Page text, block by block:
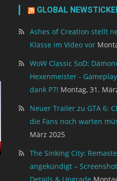
GLOBAL
Ashes of Creation stellt
Klasse im Video vor
WoW Classic SoD:
Hexenmeister -
dank P7! Montag, 31.
Neuer Trailer zu GTA 6:
die Fans noch warten
März 2025
The Sinking City:
angekündigt –